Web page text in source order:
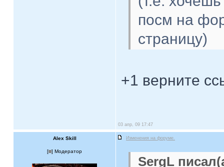
посм на
страницу)
+1 верните
03 апр, 09 17:47
Alex Skill Изменения на форуме.
[ ] Модератор
SergL